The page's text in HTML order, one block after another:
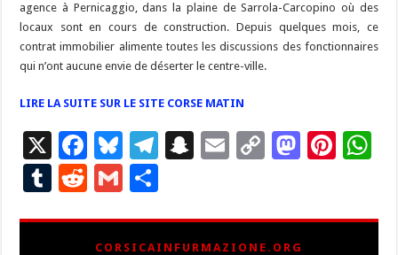
agence à Pernicaggio, dans la plaine de Sarrola-Carcopino où des
locaux sont en cours de construction. Depuis quelques mois, ce
contrat immobilier alimente toutes les discussions des fonctionnaires
qui n’ont aucune envie de déserter le centre-ville.
LIRE LA SUITE SUR LE SITE CORSE MATIN
X
F
ac
e
b
Bl
u
es
ky
T
gr
S
p
E
l
C
y
M
d
Pi
es
T
R
d
G
ai ta
CORSICAINFURMAZIONE.ORG